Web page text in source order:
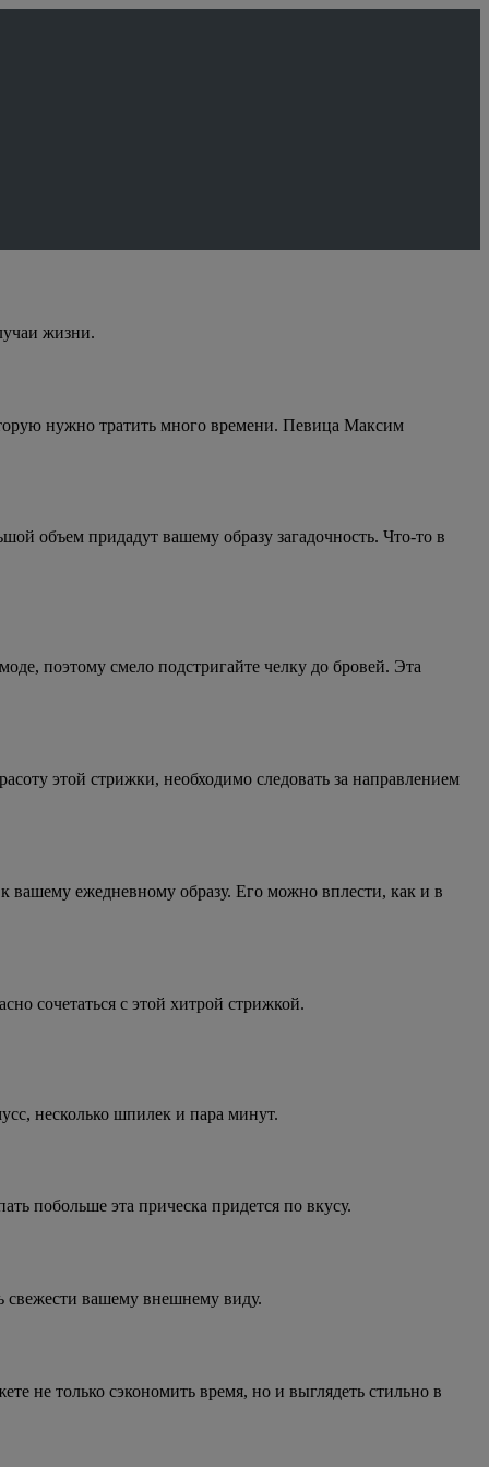
жизни.
нужно тратить много времени. Певица Максим
объем придадут вашему образу загадочность. Что-то в
поэтому смело подстригайте челку до бровей. Эта
этой стрижки, необходимо следовать за направлением
вашему ежедневному образу. Его можно вплести, как и в
сочетаться с этой хитрой стрижкой.
несколько шпилек и пара минут.
побольше эта прическа придется по вкусу.
свежести вашему внешнему виду.
не только сэкономить время, но и выглядеть стильно в